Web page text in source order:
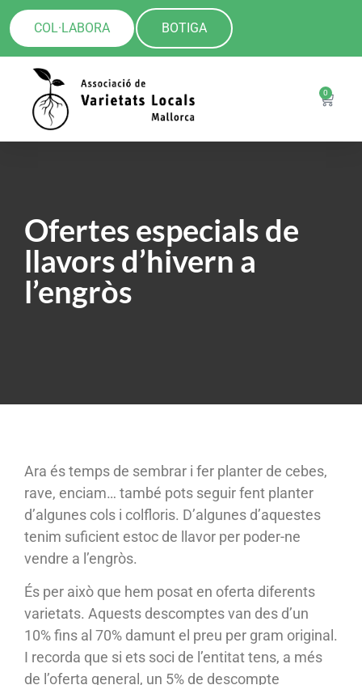
COL·LABORA BOTIGA
0
Ofertes especials de
llavors d’hivern a
l’engròs
Ara és temps de sembrar i fer planter de cebes,
rave, enciam… també pots seguir fent planter
d’algunes cols i colfloris. D’algunes d’aquestes
tenim suficient estoc de llavor per poder-ne
vendre a l’engròs.
És per això que hem posat en oferta diferents
varietats. Aquests descomptes van des d’un
10% fins al 70% damunt el preu per gram original.
I recorda que si ets soci de l’entitat tens, a més
de l’oferta general, un 5% de descompte